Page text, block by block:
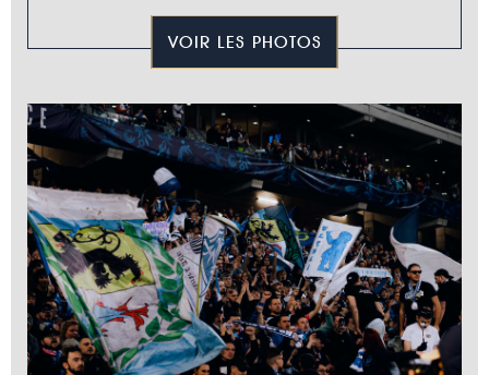
VOIR LES PHOTOS